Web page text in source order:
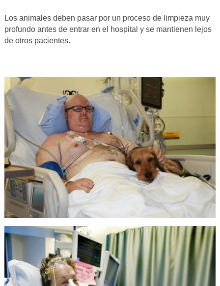
Los animales deben pasar por un proceso de limpieza muy
profundo antes de entrar en el hospital y se mantienen lejos
de otros pacientes.